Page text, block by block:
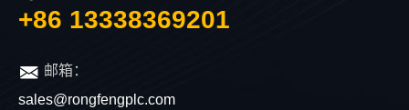
+86 13338369201
邮箱：
sales@rongfengplc.com